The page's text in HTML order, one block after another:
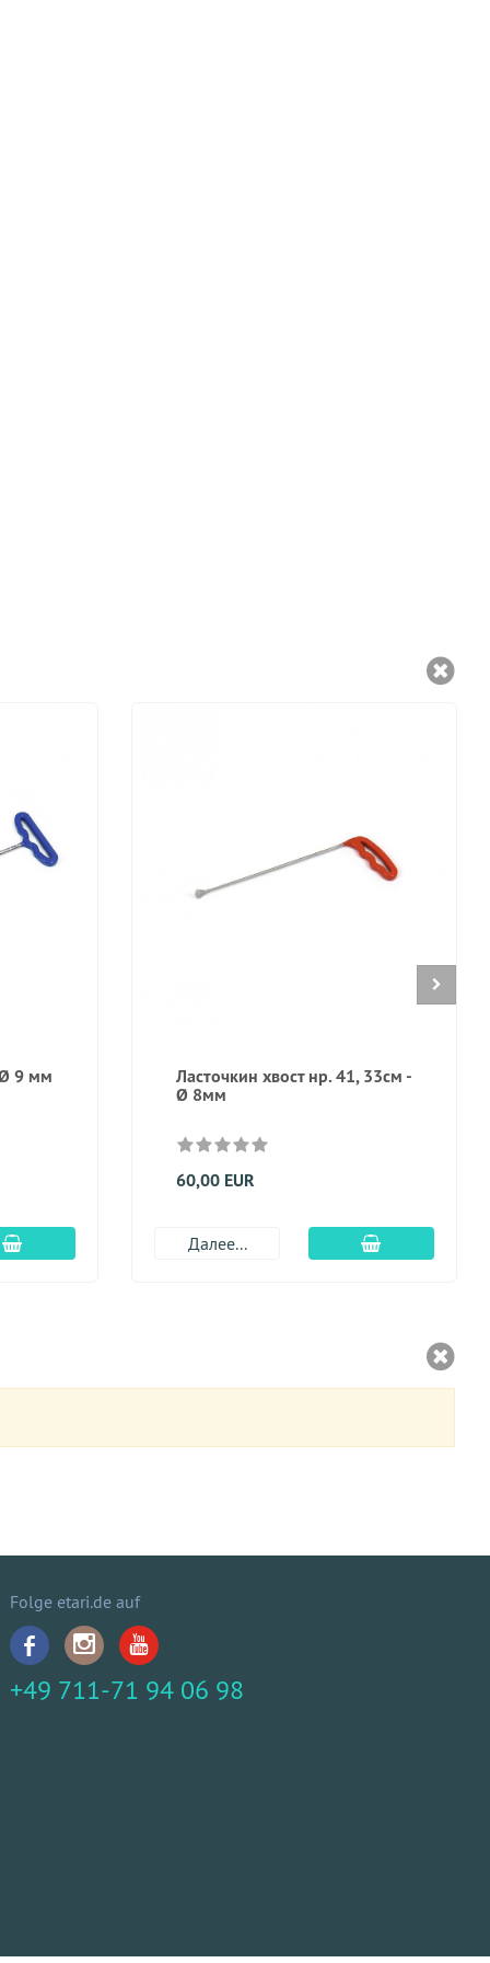
9 мм
Добавить в корзину
Ласточкин хвост нр. 41, 33см -
Ø 8мм
60,00 EUR
Далее... Добавить в
Folge etari.de auf
+49 711-71 94 06 98